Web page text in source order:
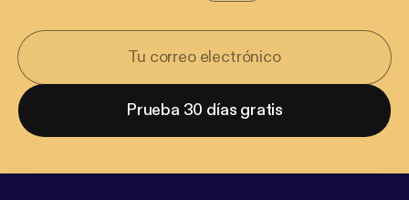
Prueba 30 días gratis